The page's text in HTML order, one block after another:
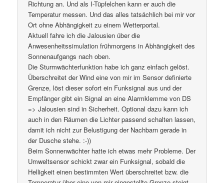
Richtung an. Und als I-Tüpfelchen kann er auch die
Temperatur messen. Und das alles tatsächlich bei mir vor
Ort ohne Abhängigkeit zu einem Wetterportal.
Aktuell fahre ich die Jalousien über die
Anwesenheitssimulation frühmorgens in Abhängigkeit des
Sonnenaufgangs nach oben.
Die Sturmwächterfunktion habe ich ganz einfach gelöst.
Überschreitet der Wind eine von mir im Sensor definierte
Grenze, löst dieser sofort ein Funksignal aus und der
Empfänger gibt ein Signal an eine Alarmklemme von DS
=> Jalousien sind in Sicherheit. Optional dazu kann ich
auch in den Räumen die Lichter passend schalten lassen,
damit ich nicht zur Belustigung der Nachbarn gerade in
der Dusche stehe. :-))
Beim Sonnenwächter hatte ich etwas mehr Probleme. Der
Umweltsensor schickt zwar ein Funksignal, sobald die
Helligkeit einen bestimmten Wert überschreitet bzw. die